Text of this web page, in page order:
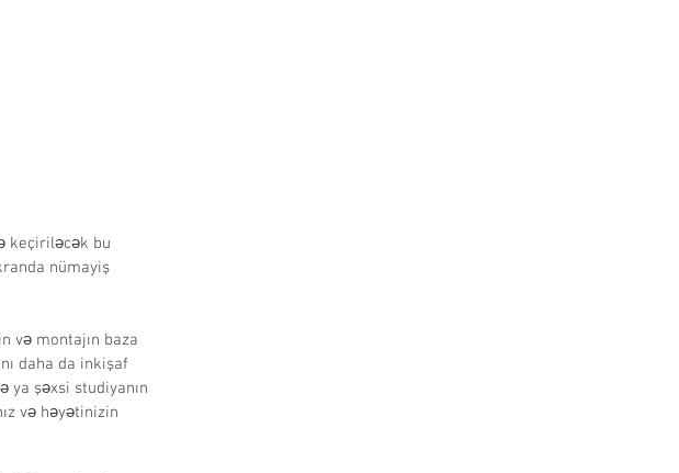
keçiriləcək bu
nümayiş
və montajın baza
daha da inkişaf
ya şəxsi studiyanın
və həyətinizin